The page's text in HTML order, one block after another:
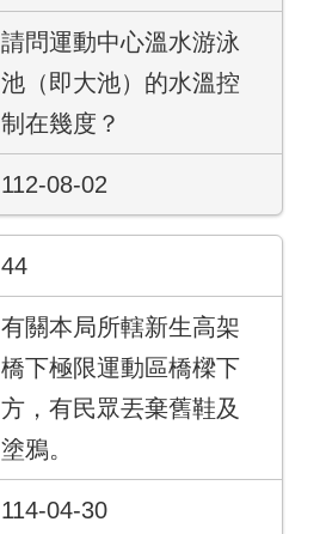
請問運動中心溫水游泳
池（即大池）的水溫控
制在幾度？
112-08-02
44
有關本局所轄新生高架
橋下極限運動區橋樑下
方，有民眾丟棄舊鞋及
塗鴉。
114-04-30